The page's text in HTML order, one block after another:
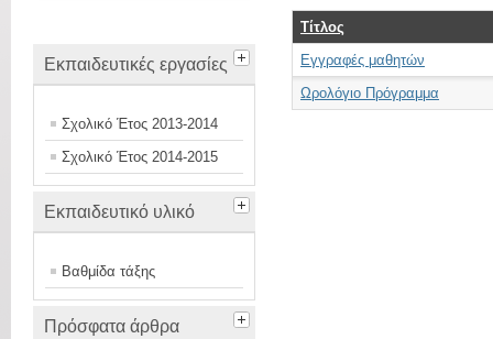
Εκπαιδευτικές εργασίες
Σχολικό Έτος 2013-2014
Σχολικό Έτος 2014-2015
Εκπαιδευτικό υλικό
Βαθμίδα τάξης
Πρόσφατα άρθρα
Τίτλος
Εγγραφές μαθητών
Ωρολόγιο Πρόγραμμα